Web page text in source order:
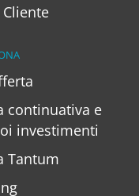
continuativa e
investimenti
Tantum